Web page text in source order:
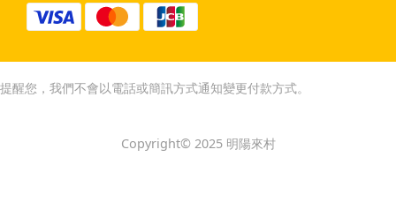
提醒您，我們不會以電話或簡訊方式通知變更付款方式。
Copyright© 2025 明陽來村